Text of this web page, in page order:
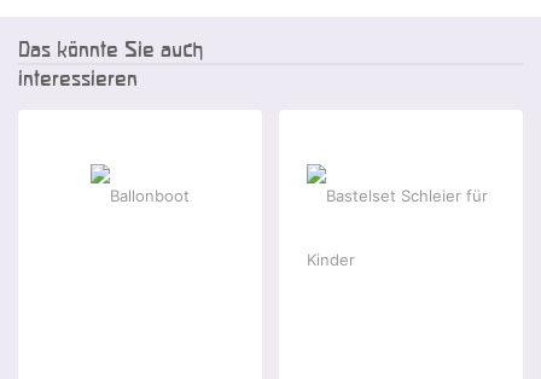
Das könnte Sie auch
interessieren